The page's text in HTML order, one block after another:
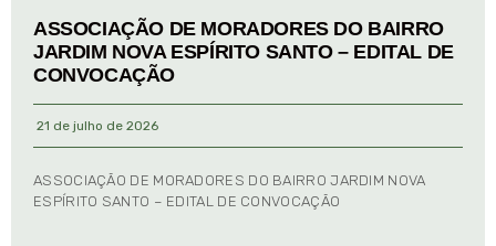
ASSOCIAÇÃO DE MORADORES DO BAIRRO
JARDIM NOVA ESPÍRITO SANTO – EDITAL DE
CONVOCAÇÃO
21 de julho de 2026
ASSOCIAÇÃO DE MORADORES DO BAIRRO JARDIM NOVA
ESPÍRITO SANTO – EDITAL DE CONVOCAÇÃO